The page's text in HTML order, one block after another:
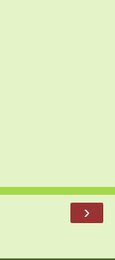
›